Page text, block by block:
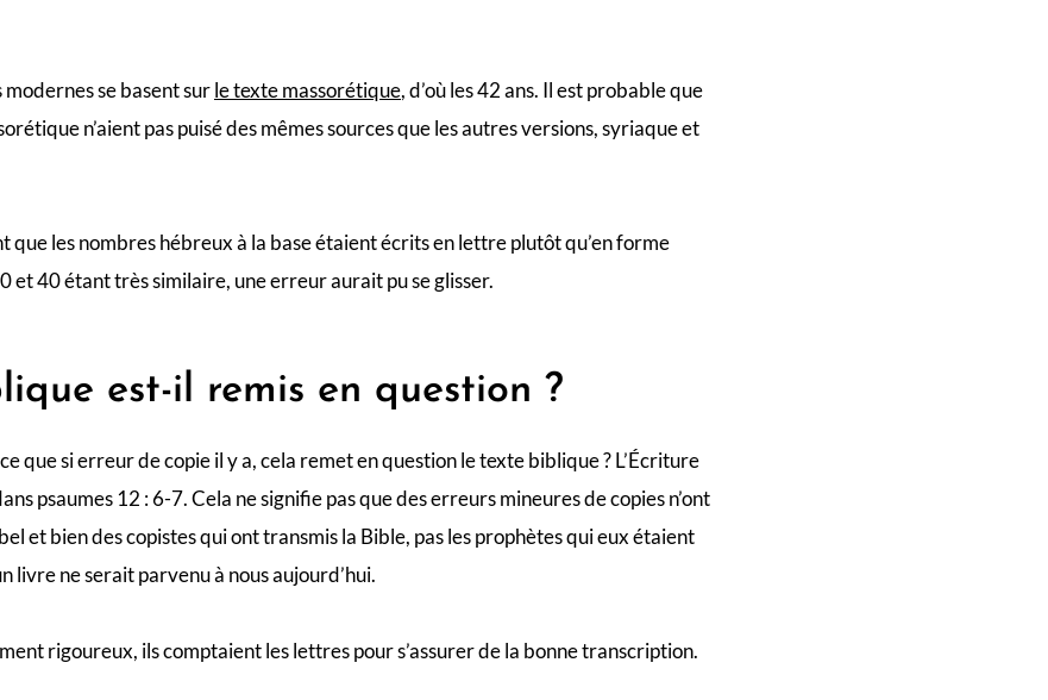
se basent surle texte massorétique, d’où les 42 ans. Il est probable que
n’aient pas puisé des mêmes sources que les autres versions, syriaque et
que les nombres hébreux à la base étaient écrits en lettre plutôt qu’en forme
et 40 étant très similaire, une erreur aurait pu se glisser.
est-il remis en question ?
que si erreur de copie il y a, cela remet en question le texte biblique ? L’Écriture
psaumes 12 : 6-7. Cela ne signifie pas que des erreurs mineures de copies n’ont
et bien des copistes qui ont transmis la Bible, pas les prophètes qui eux étaient
livre ne serait parvenu à nous aujourd’hui.
rigoureux, ils comptaient les lettres pour s’assurer de la bonne transcription.